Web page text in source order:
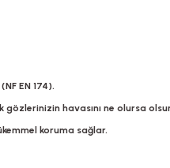
EN 174).
havasını ne olursa
koruma sağlar.